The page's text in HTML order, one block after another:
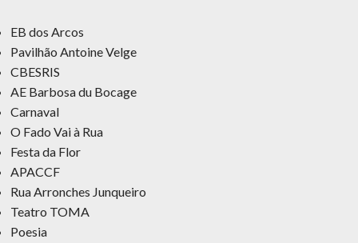
EB dos Arcos
Pavilhão Antoine Velge
CBESRIS
AE Barbosa du Bocage
Carnaval
O Fado Vai à Rua
Festa da Flor
APACCF
Rua Arronches Junqueiro
Teatro TOMA
Poesia